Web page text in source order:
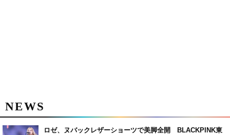
NEWS
ロゼ、ヌバックレザーショーツで美脚全開 BLACKPINK東